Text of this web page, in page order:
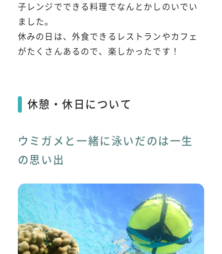
子レンジでできる料理でなんとかしのいでい
ました。
休みの日は、外食できるレストランやカフェ
がたくさんあるので、楽しかったです！
休憩・休日について
ウミガメと一緒に泳いだのは一生
の思い出